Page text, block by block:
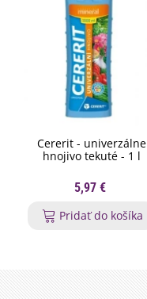
Cererit - univerzálne
hnojivo tekuté - 1 l
5,97 €
Pridať do košíka